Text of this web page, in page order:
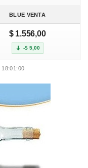
BLUE VENTA
$ 1.556,00
-$ 5,00
18:01:00